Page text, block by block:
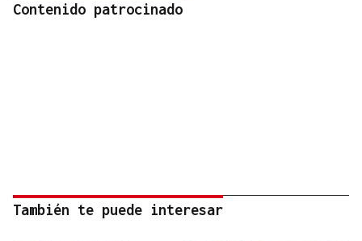
Contenido patrocinado
También te puede interesar